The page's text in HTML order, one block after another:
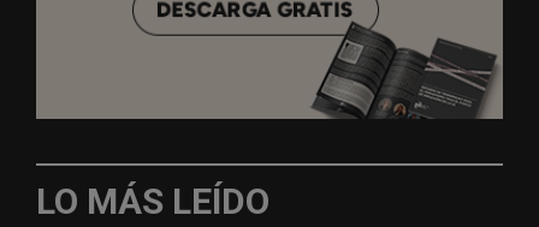
LO MÁS LEÍDO